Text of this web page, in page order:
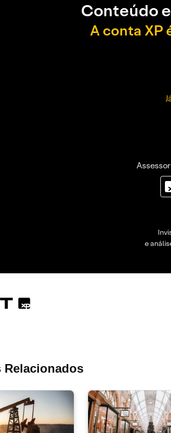
Conteúdo
A conta XP
e
Relacionados